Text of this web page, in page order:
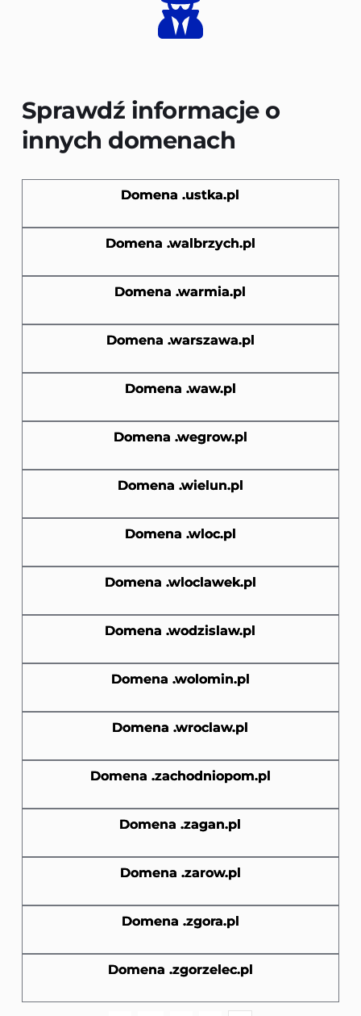
Sprawdź informacje o
innych domenach
Domena .ustka.pl
Domena .walbrzych.pl
Domena .warmia.pl
Domena .warszawa.pl
Domena .waw.pl
Domena .wegrow.pl
Domena .wielun.pl
Domena .wloc.pl
Domena .wloclawek.pl
Domena .wodzislaw.pl
Domena .wolomin.pl
Domena .wroclaw.pl
Domena .zachodniopom.pl
Domena .zagan.pl
Domena .zarow.pl
Domena .zgora.pl
Domena .zgorzelec.pl